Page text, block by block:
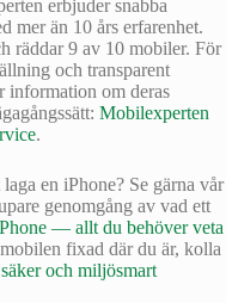
erbjuder snabba
mer än 10 års erfarenhet.
räddar 9 av 10 mobiler. För
och transparent
information om deras
Mobilexperten
.
en iPhone? Se gärna vår
genomgång av vad ett
— allt du behöver veta
fixad där du är, kolla
och miljösmart